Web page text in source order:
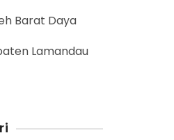
Barat Daya
Lamandau